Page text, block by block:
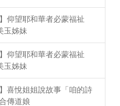
仰望耶和華者必蒙福祉
玉姊妹
仰望耶和華者必蒙福祉
玉姊妹
喜悅姐姐說故事「咱的詩
傳道娘